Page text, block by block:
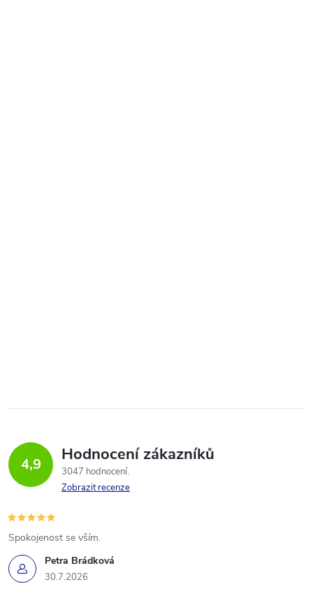
4,9 Hodnocení zákazníků
3047 hodnocení
Zobrazit recenze
Petra Brádková
30.7.2026
Spokojenost se vším.